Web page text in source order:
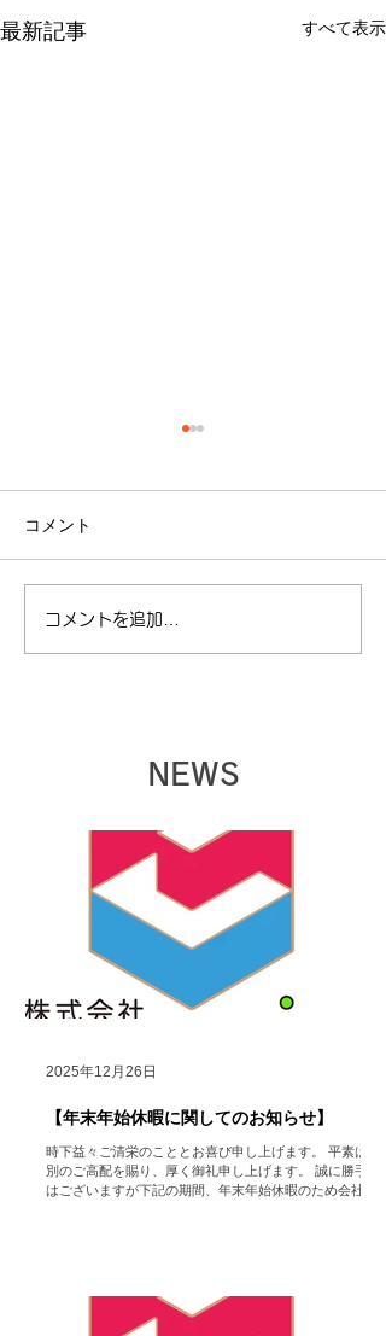
最新記事 すべて表示
【夏季休暇に関してのお
知らせ】
コメント
コメントを追加…
NEWS
【年末年始休暇に関してのお知らせ】
時下益々ご清栄のこととお喜び申し上げます。 平素は格
別のご高配を賜り、厚く御礼申し上げます。 誠に勝手で
はございますが下記の期間、年末年始休暇のため会社を
合わせ頂きたく存じます。 ご迷惑をお掛け致しますが、
何卒ご了承いただけますようお願い申し上げます。
2025年12月26日